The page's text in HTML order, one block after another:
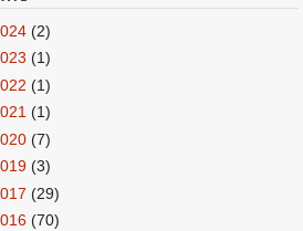
(2)
(1)
(1)
(1)
(7)
(3)
(29)
(70)